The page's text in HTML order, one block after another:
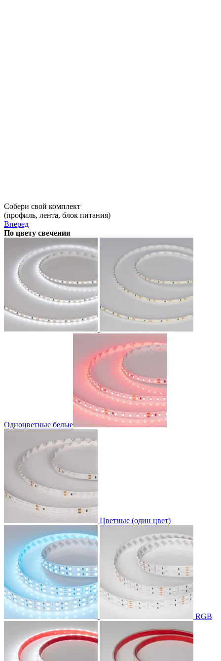
Собери свой комплект
(профиль, лента, блок питания)
Вперед
По цвету свечения
Одноцветные белые
Цветные (один цвет)
RGB